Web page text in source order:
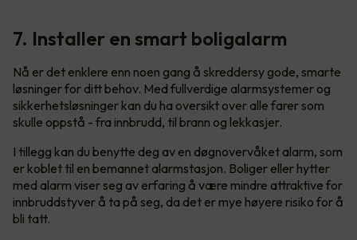
7. Installer en smart boligalarm
Nå er det enklere enn noen gang å skreddersy gode, smarte
løsninger for ditt behov. Med fullverdige alarmsystemer og
sikkerhetsløsninger kan du ha oversikt over alle farer som
skulle oppstå - fra innbrudd, til brann og lekkasjer.
I tillegg kan du benytte deg av en døgnovervåket alarm, som
er koblet til en bemannet alarmstasjon. Boliger eller hytter
med alarm viser seg av erfaring å være mindre attraktive for
innbruddstyver å ta på seg, da det er mye høyere risiko for å
bli tatt.